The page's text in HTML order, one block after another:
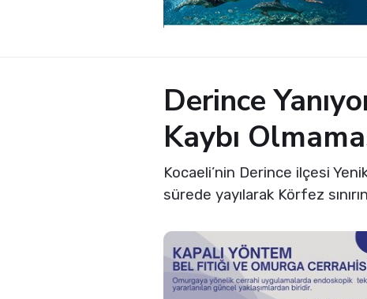
Derince
Kaybı
Kocaeli’nin Derince ilçesi
sürede yayılarak Körfez